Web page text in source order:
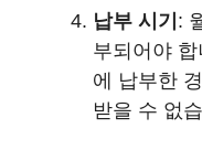
납부 시기 :
부되어야
에 납부한
받을 수 없